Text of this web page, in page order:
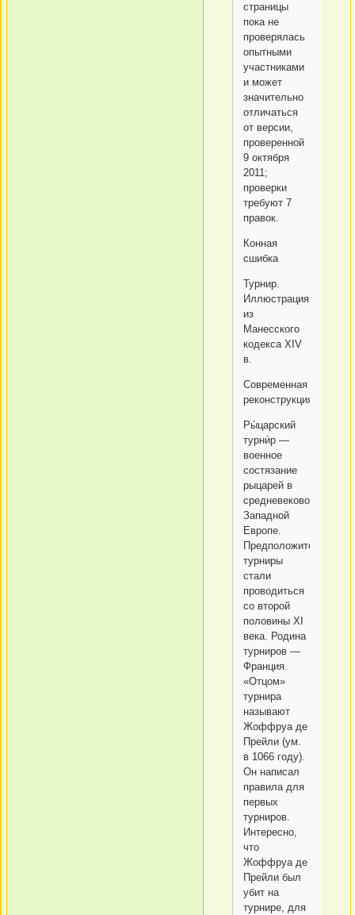
страницы
пока не
проверялась
опытными
участниками
и может
значительно
отличаться
от версии,
проверенной
9 октября
2011;
проверки
требуют 7
правок.
Конная
сшибка
Турнир.
Иллюстрация
из
Манесского
кодекса XIV
в.
Современная
реконструкция
Ры́царский
турни́р —
военное
состязание
рыцарей в
средневековой
Западной
Европе.
Предположительно,
турниры
стали
проводиться
со второй
половины XI
века. Родина
турниров —
Франция.
«Отцом»
турнира
называют
Жоффруа де
Прейли (ум.
в 1066 году).
Он написал
правила для
первых
турниров.
Интересно,
что
Жоффруа де
Прейли был
убит на
турнире, для